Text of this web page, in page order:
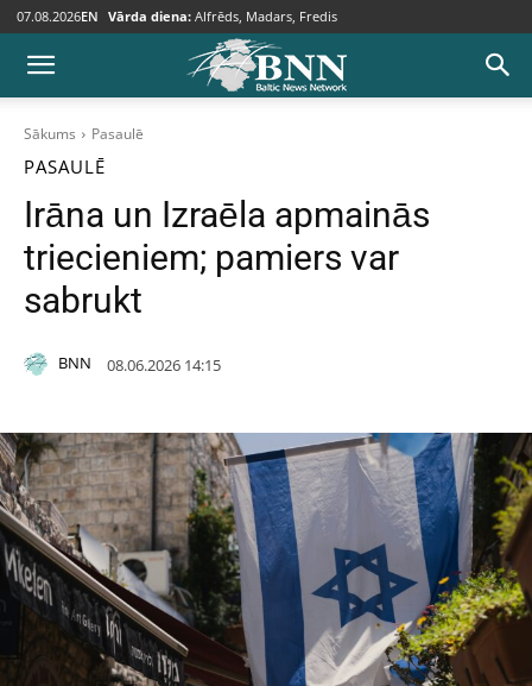
07.08.2026EN Vārda diena: Alfrēds, Madars, Fredis
Sākums Pasaulē
PASAULĒ
Irāna un Izraēla apmainās
triecieniem; pamiers var
sabrukt
BNN 08.06.2026 14:15